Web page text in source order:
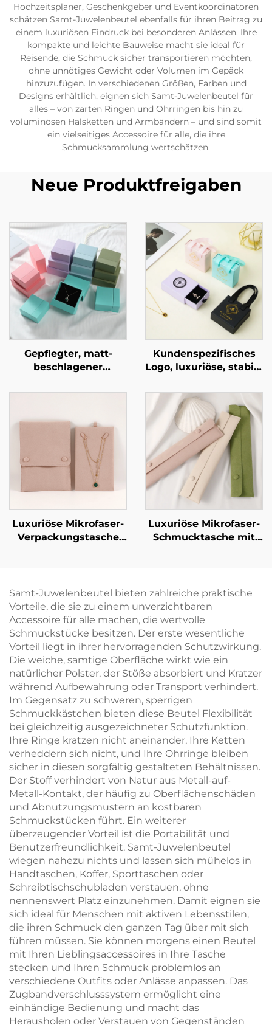
Hochzeitsplaner, Geschenkgeber und Eventkoordinatoren
schätzen Samt-Juwelenbeutel ebenfalls für ihren Beitrag zu
einem luxuriösen Eindruck bei besonderen Anlässen. Ihre
kompakte und leichte Bauweise macht sie ideal für
Reisende, die Schmuck sicher transportieren möchten,
ohne unnötiges Gewicht oder Volumen im Gepäck
hinzuzufügen. In verschiedenen Größen, Farben und
Designs erhältlich, eignen sich Samt-Juwelenbeutel für
alles – von zarten Ringen und Ohrringen bis hin zu
voluminösen Halsketten und Armbändern – und sind somit
ein vielseitiges Accessoire für alle, die ihre
Schmucksammlung wertschätzen.
Neue Produktfreigaben
Gepflegter, matt-
beschlagener
Schubladentresor aus
Karton für eine
exklusive
Schmuckmarke –
avantgardistische
Identitätsverpackung
Kundenspezifisches
Logo, luxuriöse, stabile
Schubladenbox mit
exquisitem Bandgriff
als Verpackung für
Halsketten und Ringe
– markengebundene
Geschenkbox,
Großbestellung
Luxuriöse Mikrofaser-
Verpackungstasche
Schmuckbeutel für
Halsketten und
Armbänder mit
individuellem Logo
und Heißprägung
Luxuriöse Mikrofaser-
Schmucktasche mit
Verpackungstasche
für Anhänger,
antioxidative
Aufbewahrungshülle
Samt-Juwelenbeutel bieten zahlreiche praktische
Vorteile, die sie zu einem unverzichtbaren
Accessoire für alle machen, die wertvolle
Schmuckstücke besitzen. Der erste wesentliche
Vorteil liegt in ihrer hervorragenden Schutzwirkung.
Die weiche, samtige Oberfläche wirkt wie ein
natürlicher Polster, der Stöße absorbiert und Kratzer
während Aufbewahrung oder Transport verhindert.
Im Gegensatz zu schweren, sperrigen
Schmuckkästchen bieten diese Beutel Flexibilität
bei gleichzeitig ausgezeichneter Schutzfunktion.
Ihre Ringe kratzen nicht aneinander, Ihre Ketten
verheddern sich nicht, und Ihre Ohrringe bleiben
sicher in diesen sorgfältig gestalteten Behältnissen.
Der Stoff verhindert von Natur aus Metall-auf-
Metall-Kontakt, der häufig zu Oberflächenschäden
und Abnutzungsmustern an kostbaren
Schmuckstücken führt. Ein weiterer
überzeugender Vorteil ist die Portabilität und
Benutzerfreundlichkeit. Samt-Juwelenbeutel
wiegen nahezu nichts und lassen sich mühelos in
Handtaschen, Koffer, Sporttaschen oder
Schreibtischschubladen verstauen, ohne
nennenswert Platz einzunehmen. Damit eignen sie
sich ideal für Menschen mit aktiven Lebensstilen,
die ihren Schmuck den ganzen Tag über mit sich
führen müssen. Sie können morgens einen Beutel
mit Ihren Lieblingsaccessoires in Ihre Tasche
stecken und Ihren Schmuck problemlos an
verschiedene Outfits oder Anlässe anpassen. Das
Zugbandverschlusssystem ermöglicht eine
einhändige Bedienung und macht das
Herausholen oder Verstauen von Gegenständen